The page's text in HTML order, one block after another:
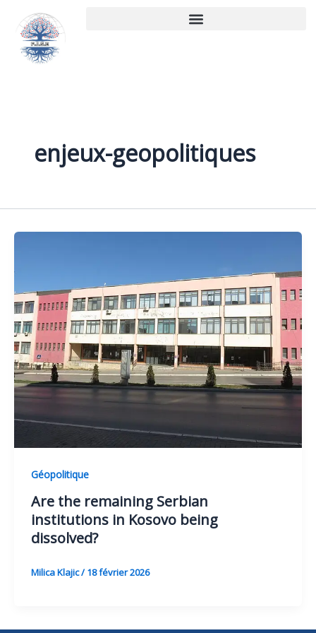
contenu
enjeux-geopolitiques
Géopolitique
Are the remaining Serbian
institutions in Kosovo being
dissolved?
Milica Klajic/18 février 2026